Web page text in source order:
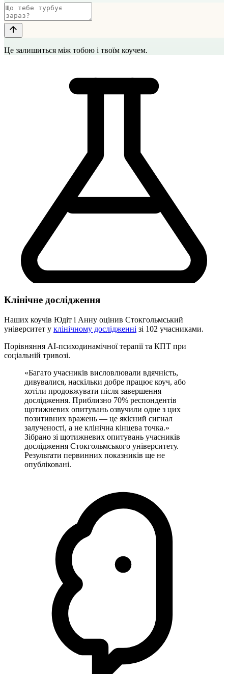
Це залишиться між тобою і твоїм коучем.
Клінічне дослідження
Наших коучів Юдіт і Анну оцінив Стокгольмський
університет у клінічному дослідженні зі 102 учасниками.
Порівняння AI-психодинамічної терапії та КПТ при
соціальній тривозі.
«Багато учасників висловлювали вдячність,
дивувалися, наскільки добре працює коуч, або
хотіли продовжувати після завершення
дослідження. Приблизно 70% респондентів
щотижневих опитувань озвучили одне з цих
позитивних вражень — це якісний сигнал
залученості, а не клінічна кінцева точка.»
Зібрано зі щотижневих опитувань учасників
дослідження Стокгольмського університету.
Результати первинних показників ще не
опубліковані.